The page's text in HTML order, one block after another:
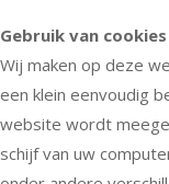
Gebruik van cookies
Wij maken op deze
een klein eenvoudig
website wordt
schijf van uw